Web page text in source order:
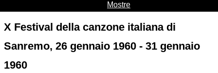
Mostre
X Festival della canzone italiana di
Sanremo, 26 gennaio 1960 - 31 gennaio
1960